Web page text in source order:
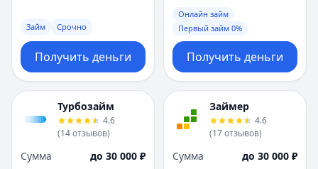
Займ Срочно
Получить деньги
Онлайн займ
Первый займ 0%
Получить деньги
Турбозайм
4.6
(14отзывов)
Сумма
до 30 000 ₽
Займер
4.6
(17отзывов)
Сумма
до 30 000 ₽